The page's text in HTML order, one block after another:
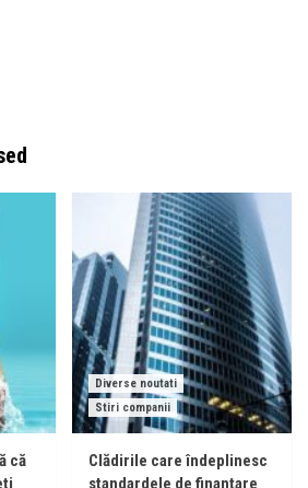
că
Diverse noutati
Stiri companii
Clădirile care îndeplinesc
standardele de finanțare